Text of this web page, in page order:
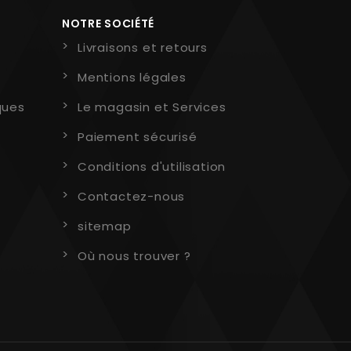
NOTRE SOCIÉTÉ
Livraisons et retours
Mentions légales
Le magasin et Services
Paiement sécurisé
Conditions d'utilisation
Contactez-nous
sitemap
Où nous trouver ?